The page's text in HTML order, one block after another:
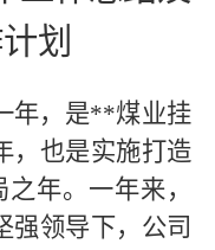
划
年，是**煤业挂
，也是实施打造
年。一年来，
领导下， 公司